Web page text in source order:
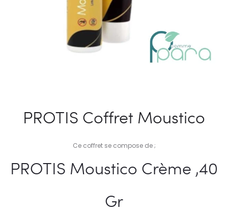
PROTIS Coffret Moustico
Ce coffret se compose de ;
PROTIS Moustico Crème ,40
Gr